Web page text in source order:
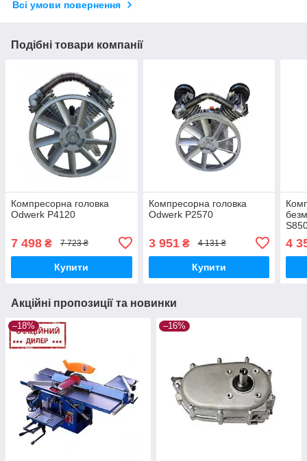
Всі умови повернення
Подібні товари компанії
Компресорна головка
Odwerk P4120
7 498 ₴ 7 723 ₴
Купити
Компресорна головка
Odwerk P2570
3 951₴ 4 131 ₴
Купити
4
Акційні пропозиції та новинки
–18% –16%